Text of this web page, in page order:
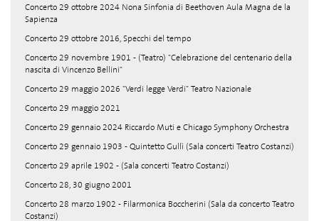
Concerto 29 ottobre 2024 Nona Sinfonia di Beethoven Aula Magna de la
Sapienza
Concerto 29 ottobre 2016, Specchi del tempo
Concerto 29 novembre 1901 - (Teatro) "Celebrazione del centenario della
nascita di Vincenzo Bellini"
Concerto 29 maggio 2026 "Verdi legge Verdi" Teatro Nazionale
Concerto 29 maggio 2021
Concerto 29 gennaio 2024 Riccardo Muti e Chicago Symphony Orchestra
Concerto 29 gennaio 1903 - Quintetto Gullì (Sala concerti Teatro Costanzi)
Concerto 29 aprile 1902 - (Sala concerti Teatro Costanzi)
Concerto 28, 30 giugno 2001
Concerto 28 marzo 1902 - Filarmonica Boccherini (Sala da concerto Teatro
Costanzi)